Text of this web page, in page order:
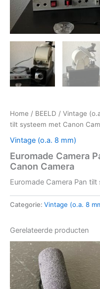
Home / BEELD / Vintage
tilt systeem met Canon
Vintage (o.a. 8 mm)
Euromade Camera
Canon Camera
Euromade Camera Pan
Categorie: Vintage (o.a. 8
Gerelateerde producten